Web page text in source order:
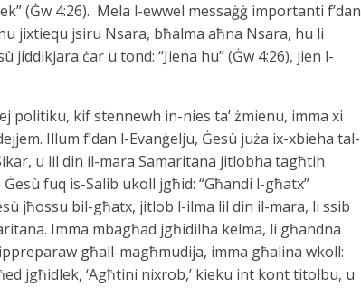
(Ġw 4:26). Mela l-ewwel messaġġ importanti f’dan
jixtiequ jsiru Nsara, bħalma aħna Nsara, hu li
jiddikjara ċar u tond: “Jiena hu” (Ġw 4:26), jien l-
politiku, kif stennewh in-nies ta’ żmienu, imma xi
Illum f’dan l-Evanġelju, Ġesù juża ix-xbieha tal-
u lil din il-mara Samaritana jitlobha tagħtih
fuq is-Salib ukoll jgħid: “Għandi l-għatx”
jħossu bil-għatx, jitlob l-ilma lil din il-mara, li ssib
Imma mbagħad jgħidilha kelma, li għandna
għall-magħmudija, imma għalina wkoll:
jgħidlek, ‘Agħtini nixrob,’ kieku int kont titolbu, u